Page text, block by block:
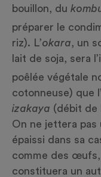
bouillon, du
préparer le
riz). L’okara, un
lait de soja, sera
poêlée végétale
cotonneuse) que
izakaya (débit de
On ne jettera pas
épaissi dans sa
comme des œufs,
constituera un